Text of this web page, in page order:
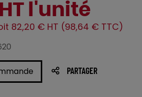
l'unité
82,20 € HT (98,64 € TTC)
PARTAGER